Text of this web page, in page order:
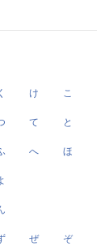
け こ
て と
へ ほ
ぜ ぞ